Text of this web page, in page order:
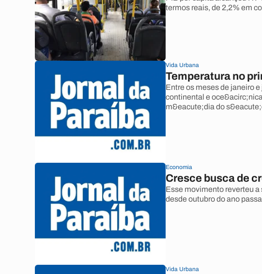
termos reais, de 2,2% em
Vida Urbana
Temperatura no
Entre os meses de janeiro
continental e
m&eacute;dia do
Economia
Cresce busca de
Esse movimento reverteu
desde outubro do ano
Vida Urbana